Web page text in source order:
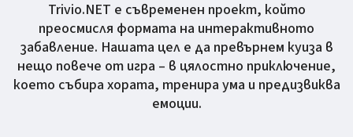
Trivio.NET е съвременен проект, който
преосмисля формата на интерактивното
забавление. Нашата цел е да превърнем куиза в
нещо повече от игра – в цялостно приключение,
което събира хората, тренира ума и предизвиква
емоции.